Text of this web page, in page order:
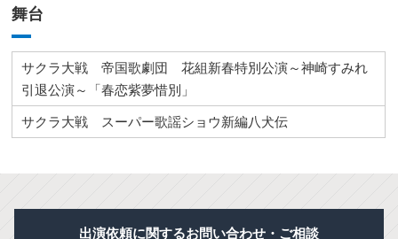
舞台
サクラ大戦 帝国歌劇団 花組新春特別公演～神崎すみれ
引退公演～「春恋紫夢惜別」
サクラ大戦 スーパー歌謡ショウ新編八犬伝
出演依頼に関するお問い合わせ・ご相談